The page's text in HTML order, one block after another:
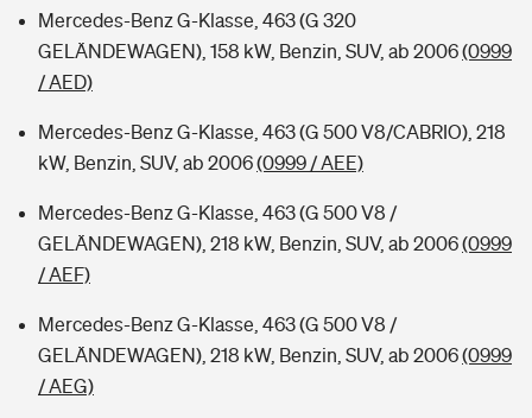
Mercedes-Benz G-Klasse, 463 (G 320
GELÄNDEWAGEN), 158 kW, Benzin, SUV, ab 2006(0999
/ AED)
Mercedes-Benz G-Klasse, 463 (G 500 V8/CABRIO), 218
kW, Benzin, SUV, ab 2006(0999 / AEE)
Mercedes-Benz G-Klasse, 463 (G 500 V8 /
GELÄNDEWAGEN), 218 kW, Benzin, SUV, ab 2006(0999
/ AEF)
Mercedes-Benz G-Klasse, 463 (G 500 V8 /
GELÄNDEWAGEN), 218 kW, Benzin, SUV, ab 2006(0999
/ AEG)